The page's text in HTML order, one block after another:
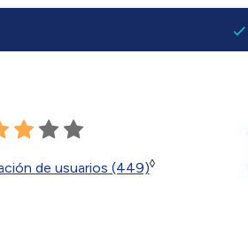
de usuarios (449)◊